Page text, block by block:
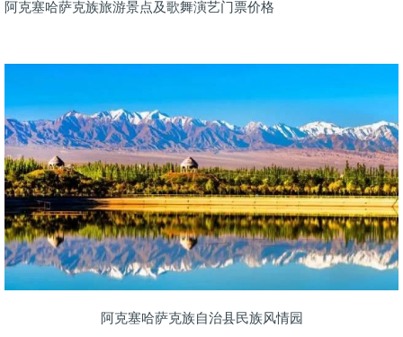
阿克塞哈萨克族旅游景点及歌舞演艺门票价格
阿克塞哈萨克族自治县民族风情园